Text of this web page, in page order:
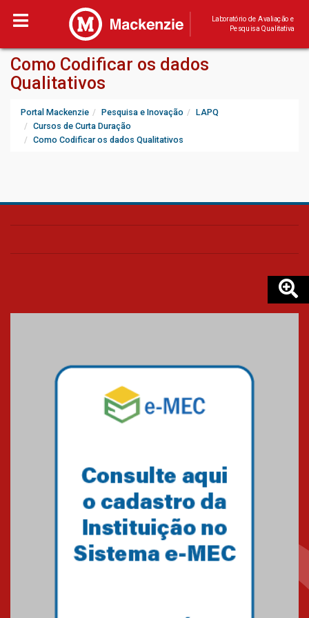
Laboratório de Avaliação e
Pesquisa Qualitativa
Como Codificar os dados
Qualitativos
Portal Mackenzie Pesquisa e Inovação
LAPQ
Cursos de Curta Duração
Como Codificar os dados Qualitativos